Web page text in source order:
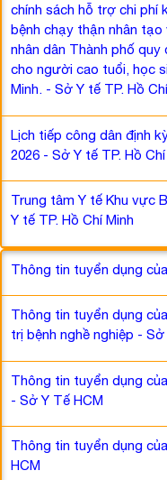
chính sách hỗ trợ chi phí
bệnh chạy thận nhân
nhân dân Thành phố
cho người cao tuổi, học
Minh. - Sở Y tế TP. Hồ
Lịch tiếp công dân định
2026 - Sở Y tế TP. Hồ Chí
Trung tâm Y tế Khu vực
Y tế TP. Hồ Chí Minh
Thông tin tuyển dụng
Thông tin tuyển dụng
trị bệnh nghề nghiệp - Sở
Thông tin tuyển dụng
- Sở Y Tế HCM
Thông tin tuyển dụng
HCM